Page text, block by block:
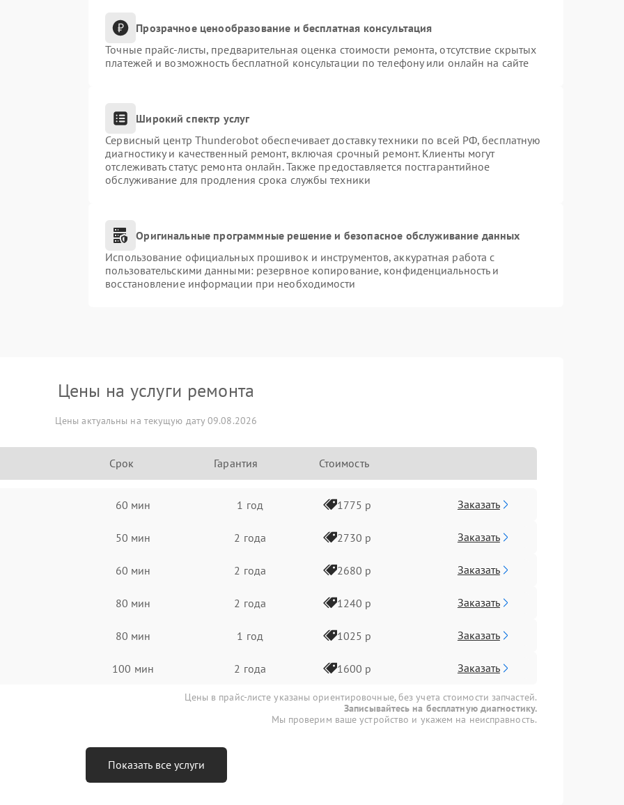
Прозрачное ценообразование и бесплатная консультация
Точные прайс-листы, предварительная оценка стоимости ремонта, отсутствие скрытых
платежей и возможность бесплатной консультации по телефону или онлайн на сайте
Широкий спектр услуг
Сервисный центр Thunderobot обеспечивает доставку техники по всей РФ, бесплатную
диагностику и качественный ремонт, включая срочный ремонт. Клиенты могут
отслеживать статус ремонта онлайн. Также предоставляется постгарантийное
обслуживание для продления срока службы техники
Оригинальные программные решение и безопасное обслуживание данных
Использование официальных прошивок и инструментов, аккуратная работа с
пользовательскими данными: резервное копирование, конфиденциальность и
восстановление информации при необходимости
Цены на услуги ремонта
Цены актуальны на текущую дату 09.08.2026
Срок Гарантия Стоимость
60 мин 1 год 1775 р Заказать
50 мин 2 года 2730 р Заказать
60 мин 2 года 2680 р Заказать
80 мин 2 года 1240 р Заказать
80 мин 1 год 1025 р Заказать
100 мин 2 года 1600 р Заказать
Цены в прайс-листе указаны ориентировочные, без учета стоимости запчастей.
Записывайтесь на бесплатную диагностику.
Мы проверим ваше устройство и укажем на неисправность.
Показать все услуги